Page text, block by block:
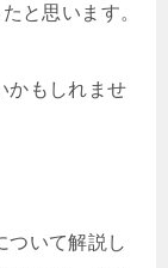
と思います。
かもしれませ
ついて解説し